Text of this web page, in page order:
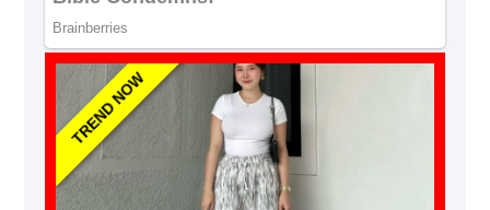
TREND NOW